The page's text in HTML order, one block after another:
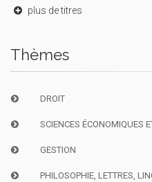
plus de titres
Thèmes
DROIT
SCIENCES ÉCONOMIQUES
GESTION
PHILOSOPHIE, LETTRES,